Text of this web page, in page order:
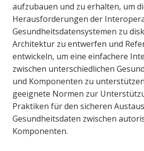
aufzubauen und zu erhalten, um
Herausforderungen der
Gesundheitsdatensystemen zu
Architektur zu entwerfen und
entwickeln, um eine einfachere
zwischen unterschiedlichen
und Komponenten zu
geeignete Normen zur
Praktiken für den sicheren
Gesundheitsdaten zwischen
Komponenten.